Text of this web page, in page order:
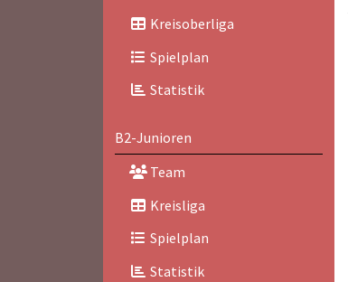
Kreisoberliga
Spielplan
Statistik
B2-Junioren
Team
Kreisliga
Spielplan
Statistik